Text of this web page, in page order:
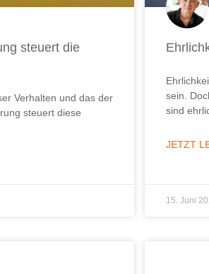
steuert die
Verhalten und das der
steuert diese
sein.
sind
JETZT
15. Juni